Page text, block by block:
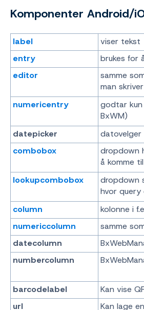
Komponenter Android/
label
viser tekst
entry
brukes for
editor
samme
man
numericentry
godtar
BxWM)
datepicker
datovelger
combobox
dropdown
å komme
lookupcombobox
dropdown
hvor query
column
kolonne i
numericcolumn
samme
datecolumn
numbercolumn
barcodelabel
Kan vise
url
Kan lage